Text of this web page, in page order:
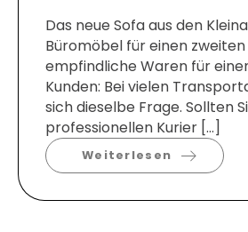
Das neue Sofa aus den
Büromöbel für einen
empfindliche Waren für
Kunden: Bei vielen
sich dieselbe Frage. Sollten
professionellen Kurier […]
Weiterlesen